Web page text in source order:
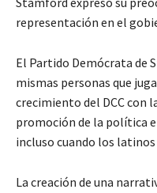
representación en el
El Partido Demócrata de
mismas personas que
crecimiento del DCC con
promoción de la política
incluso cuando los
La creación de una